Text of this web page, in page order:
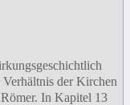
der Kirchen
In Kapitel 13